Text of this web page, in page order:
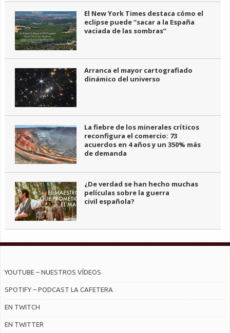
El New York Times destaca cómo el
eclipse puede “sacar a la España
vaciada de las sombras”
Arranca el mayor cartografiado
dinámico del universo
La fiebre de los minerales críticos
reconfigura el comercio: 73
acuerdos en 4 años y un 350% más
de demanda
¿De verdad se han hecho muchas
películas sobre la guerra
civil española?
YOUTUBE – NUESTROS VÍDEOS
SPOTIFY – PODCAST LA CAFETERA
EN TWITCH
EN TWITTER